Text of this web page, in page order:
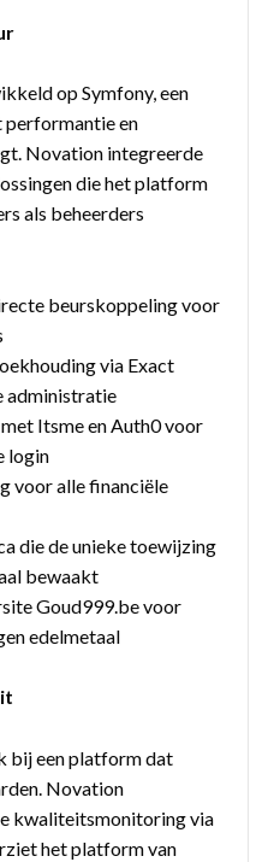
op Symfony, een
en
Novation integreerde
die het platform
als beheerders
beurskoppe­ling voor
via Exact
administratie
Itsme en Auth0 voor
login
voor alle financiële
die de unieke toewijzing
bewaakt
Goud999.be voor
edelmetaal
bij een platform dat
Novation
kwaliteitsmonitoring via
het platform van